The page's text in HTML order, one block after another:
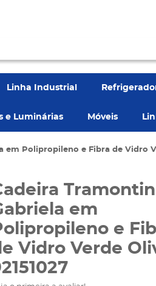
Linha Industrial
e Luminárias Móveis
em Polipropileno e Fibra de Vidro
em
e
Vidro Verde